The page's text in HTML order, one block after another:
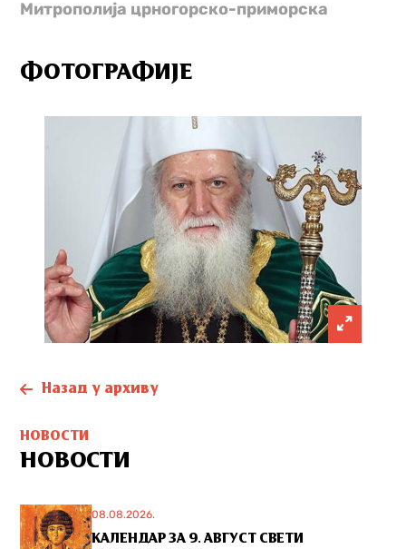
Митрополија црногорско-приморска
ФОТОГРАФИЈЕ
Назад у архиву
НОВОСТИ
НОВОСТИ
08.08.2026.
КАЛЕНДАР ЗА 9. АВГУСТ СВЕТИ